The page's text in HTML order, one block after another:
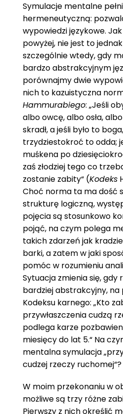
Symulacje mentalne
hermeneutyczną:
wypowiedzi językowe.
powyżej, nie jest to
szczególnie wtedy, gdy
bardzo abstrakcyjnym
porównajmy dwie
nich to kazuistyczna
Hammurabiego: „Jeśli
albo owcę, albo osła,
skradł, a jeśli było to
trzydziestokroć to odda;
muśkena po
zaś złodziej tego co
zostanie zabity“ (Kodeks
Choć norma ta ma dość
strukturę logiczną,
pojęcia są stosunkowo
pojąć, na czym polega
takich zdarzeń jak
barki, a zatem w jaki
pomóc w rozumieniu
Sytuacja zmienia się, gdy
bardziej abstrakcyjny, na
Kodeksu karnego: „Kto
przywłaszczenia cudzą
podlega karze
miesięcy do lat 5.“ Na
mentalna symulacja
cudzej rzeczy ruchomej“?
W moim przekonaniu w
możliwe są trzy różne
Pierwszy z nich określić